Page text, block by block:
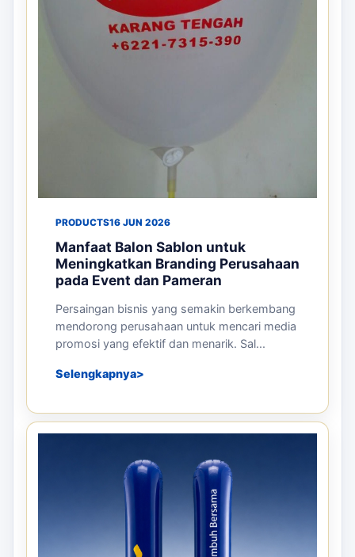
PRODUCTS16 JUN 2026
Manfaat Balon Sablon untuk
Meningkatkan Branding Perusahaan
pada Event dan Pameran
Persaingan bisnis yang semakin berkembang
mendorong perusahaan untuk mencari media
promosi yang efektif dan menarik. Sal...
Selengkapnya